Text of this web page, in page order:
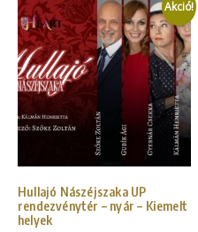
Akció!
Hullajó Nászéjszaka UP
rendezvénytér – nyár – Kiemelt
helyek